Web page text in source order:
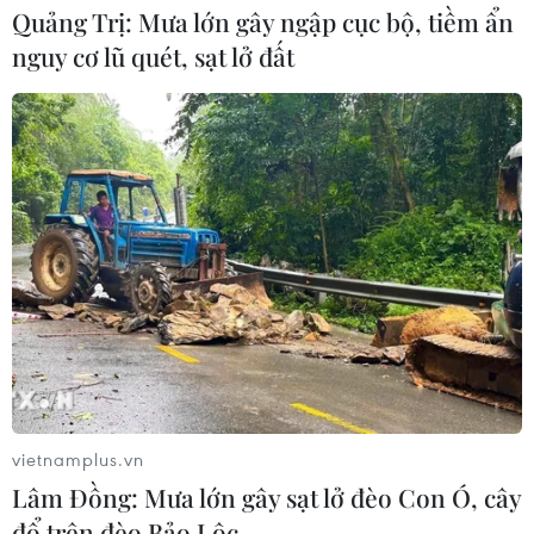
Thị trường vaccine thế giới chuyển
hướng sang người cao tuổi
08/08/2026 15:01
Chuyên gia Nhật Bản nói Việt Nam
nên ưu tiên sản xuất và đóng gói chip
bán dẫn
08/08/2026 13:28
Nông sản Việt Nam còn nhiều dư địa
tại thị trường Algeria
08/08/2026 12:55
Quảng Trị: Mưa lớn gây ngập cục bộ, tiềm ẩn
nguy cơ lũ quét, sạt lở đất
vietnamplus.vn
Lâm Đồng: Mưa lớn gây sạt lở đèo Con Ó, cây